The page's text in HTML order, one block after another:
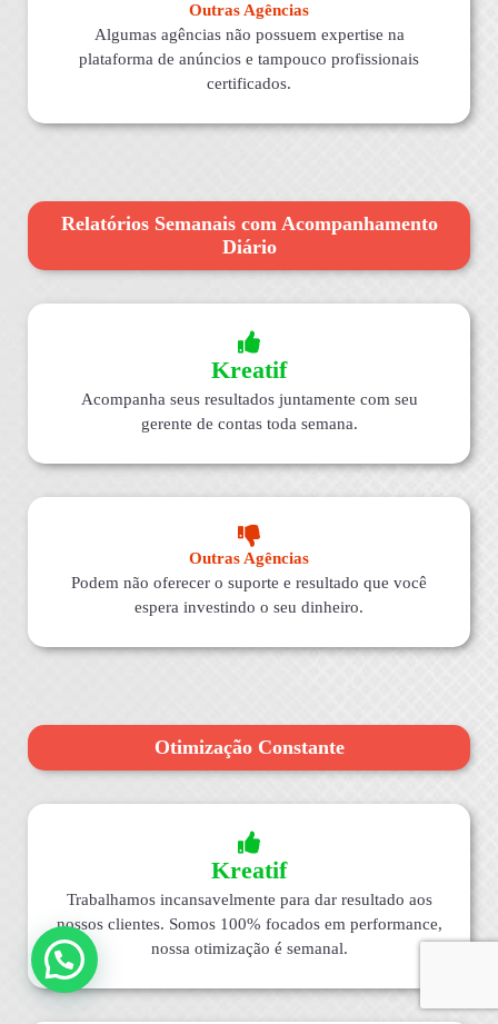
Outras Agências
Algumas agências não possuem expertise na
plataforma de anúncios e tampouco profissionais
certificados.
Relatórios Semanais com Acompanhamento
Diário
Kreatif
Acompanha seus resultados juntamente com seu
gerente de contas toda semana.
Outras Agências
Podem não oferecer o suporte e resultado que você
espera investindo o seu dinheiro.
Otimização Constante
Kreatif
Trabalhamos incansavelmente para dar resultado aos
nossos clientes. Somos 100% focados em performance,
nossa otimização é semanal.